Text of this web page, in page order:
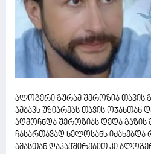
ბლოგერი გურამ შეროზია თავის
ამბავს უზიარებს თავის
აღმოჩნდა შეროზიას დედა გაზის
ჩასართავად ხელოსანს
ამასთან დაკავშირებით კი